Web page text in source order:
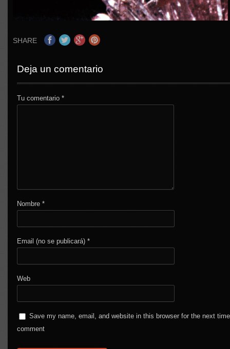
SHARE
Deja un comentario
Tu comentario*
Nombre*
Email (no se publicará)*
Web
Save my name, email, and website in this browser for the next
comment